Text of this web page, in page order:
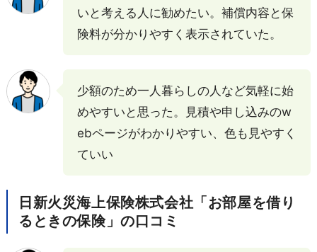
いと考える人に勧めたい。補償内容と保
険料が分かりやすく表示されていた。
少額のため一人暮らしの人など気軽に始
めやすいと思った。見積や申し込みのw
ebページがわかりやすい、色も見やすく
ていい
日新火災海上保険株式会社「お部屋を借り
るときの保険」の口コミ